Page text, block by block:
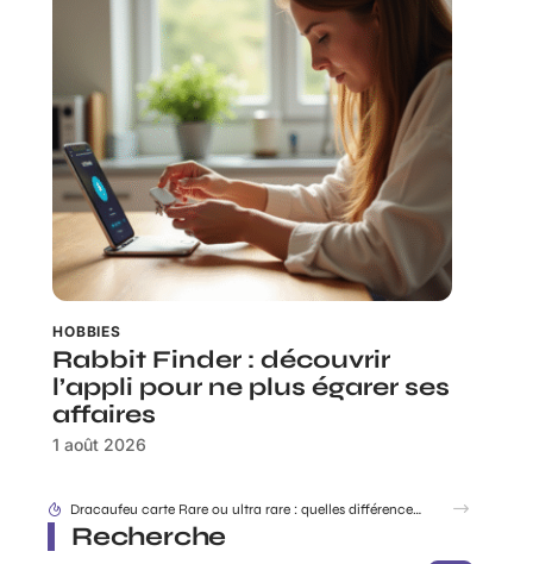
HOBBIES
Rabbit Finder : découvrir
l’appli pour ne plus égarer ses
affaires
1 août 2026
Dracaufeu carte Rare ou ultra rare : quelles différences pour les collectionneurs ?
Recherche